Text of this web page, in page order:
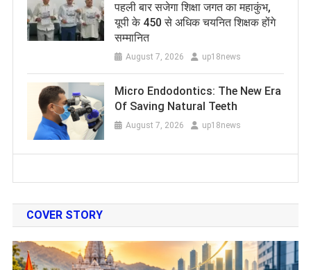
पहली बार सजेगा शिक्षा जगत का महाकुंभ,
यूपी के 450 से अधिक चयनित शिक्षक होंगे
सम्मानित
August 7, 2026 up18news
Micro Endodontics: The New Era
Of Saving Natural Teeth
August 7, 2026 up18news
COVER STORY